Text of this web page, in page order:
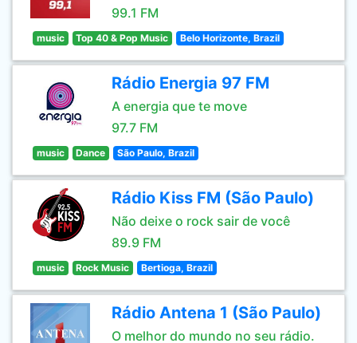
99.1 FM
music Top 40 & Pop Music Belo Horizonte, Brazil
Rádio Energia 97 FM
A energia que te move
97.7 FM
music Dance São Paulo, Brazil
Rádio Kiss FM (São Paulo)
Não deixe o rock sair de você
89.9 FM
music Rock Music Bertioga, Brazil
Rádio Antena 1 (São Paulo)
O melhor do mundo no seu rádio.